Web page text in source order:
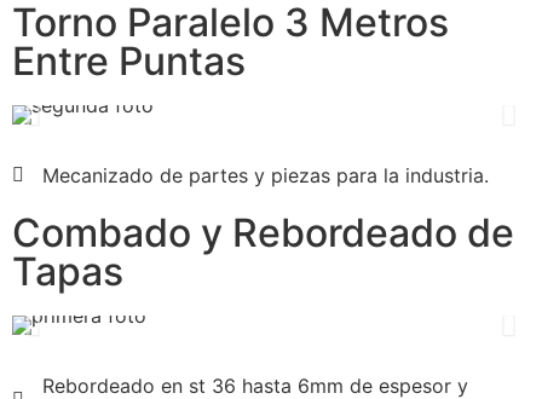
Torno Paralelo 3 Metros
Entre Puntas
Mecanizado de partes y piezas para la industria.
Combado y Rebordeado de
Tapas
Rebordeado en st 36 hasta 6mm de espesor y